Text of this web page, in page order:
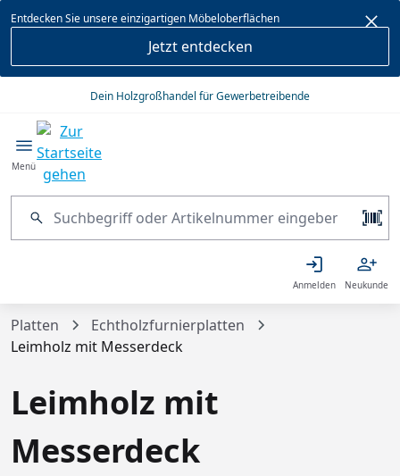
springen
Entdecken Sie unsere einzigartigen Möbeloberflächen
Jetzt entdecken
Dein Holzgroßhandel für Gewerbetreibende
Menü
Anmelden Neukunde
Platten
Echtholzfurnierplatten
Leimholz mit Messerdeck
Leimholz mit
Messerdeck